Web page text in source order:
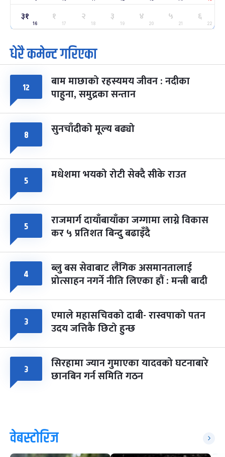
२५
मंगल
ग्याल्पो ल्होसार
फाल्गुन २५, २०८३ Mar 9, 2027
७ महिना बाँकी
७
आइत
पूर्णिमा व्रत
चैत्र ७, २०८३-Mar 21, 2027
८ फागुपूर्णिमा
चैत्र ८, २०८३-Mar 22, 2027
७ महिना बाँकी
३१
16
१
17
२
18
३
19
४
20
५
21
६
22
धेरै कमेन्ट गरिएका
१२ बाम माछाको रहस्यमय जीवन : नदीका
पाहुना, समुद्रका सन्तान
८ सुनचाँदीको मूल्य बढ्यो
५ मधेशमा भयको रोटी सेक्दै सीके राउत
५ राजमार्ग दायाँबायाँका जग्गामा लाग्ने विकास
कर ५ प्रतिशत बिन्दु बढाइँदै
४ ब्लु बस सेवाबाट लैंगिक असमानतालाई
प्रोत्साहन नगर्ने नीति लिएका हौं : मन्त्री बादी
३ एमाले महासचिवको दाबी- रास्वपाको पतन
उदय जत्तिकै छिटो हुन्छ
३ सिरहामा ज्यान गुमाएका यादवको घटनाबारे
छानबिन गर्न समिति गठन
वेबस्टोरिज